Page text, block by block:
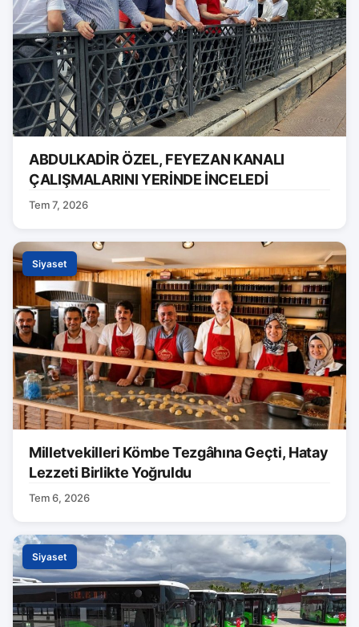
ABDULKADİR ÖZEL, FEYEZAN KANALI
ÇALIŞMALARINI YERİNDE İNCELEDİ
Tem 7, 2026
Siyaset
Milletvekilleri Kömbe Tezgâhına Geçti, Hatay
Lezzeti Birlikte Yoğruldu
Tem 6, 2026
Siyaset